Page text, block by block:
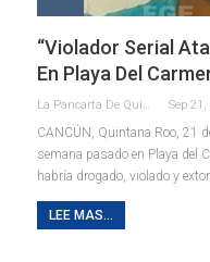
“Violador Serial
En Playa Del
La Pancarta De Quintana Roo Sep
CANCÚN, Quintana Roo, 21
semana pasado en Playa del
habría drogado, violado y
LEE MAS...